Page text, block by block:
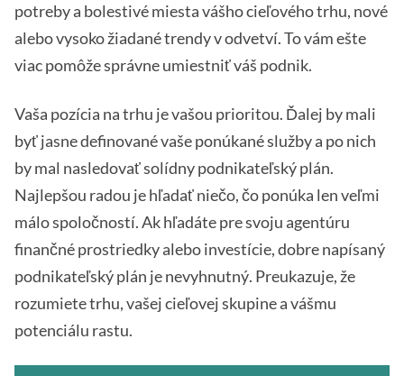
potreby a bolestivé miesta vášho cieľového trhu, nové
alebo vysoko žiadané trendy v odvetví. To vám ešte
viac pomôže správne umiestniť váš podnik.
Vaša pozícia na trhu je vašou prioritou. Ďalej by mali
byť jasne definované vaše ponúkané služby a po nich
by mal nasledovať solídny podnikateľský plán.
Najlepšou radou je hľadať niečo, čo ponúka len veľmi
málo spoločností. Ak hľadáte pre svoju agentúru
finančné prostriedky alebo investície, dobre napísaný
podnikateľský plán je nevyhnutný. Preukazuje, že
rozumiete trhu, vašej cieľovej skupine a vášmu
potenciálu rastu.